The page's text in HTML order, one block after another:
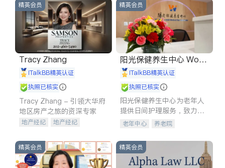
精英会员
Tracy Zhang
iTalkBB精英认证
执照已核实
Tracy Zhang - 引领大华府
地区房产之旅的资深专家
地产经纪
地产经纪
商铺租售
开发商建商
精英会员
阳光保健养生中心 World
shine
iTalkBB精英认证
执照已核实
阳光保健养生中心为老年人
提供日间护理服务，致力于
通过持续的护理创新来有效
老年中心 养老院
精英会员 精英会员